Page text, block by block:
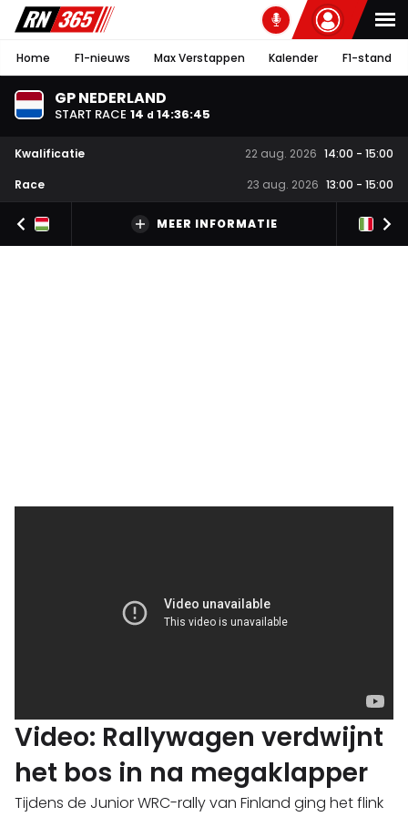
Home F1-nieuws Max Verstappen Kalender F1-stand
GP NEDERLAND
START RACE 14 d 14:36:45
Kwalificatie 22 aug. 2026 14:00 - 15:00
Race
23 aug. 2026 13:00 - 15:00
MEER INFORMATIE
Video: Rallywagen verdwijnt
het bos in na megaklapper
Tijdens de Junior WRC-rally van Finland ging het flink